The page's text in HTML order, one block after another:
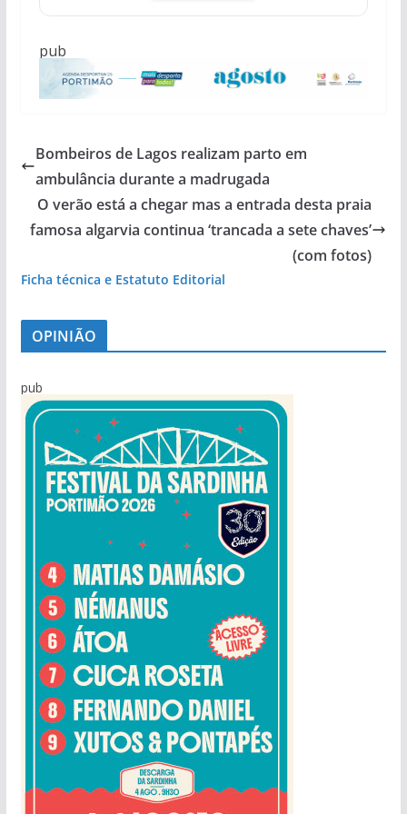
pub
Bombeiros de Lagos realizam parto em
ambulância durante a madrugada
O verão está a chegar mas a entrada desta praia
famosa algarvia continua ‘trancada a sete chaves’
(com fotos)
Ficha técnica e Estatuto Editorial
OPINIÃO
pub